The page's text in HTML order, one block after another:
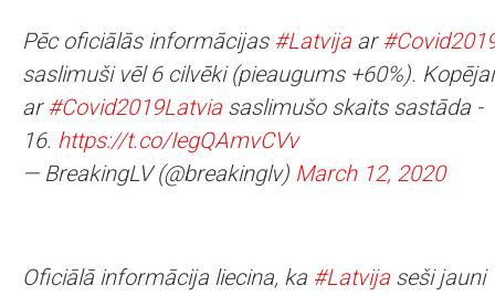
Pēc oficiālās informācijas #Latvija ar
saslimuši vēl 6 cilvēki (pieaugums +60%).
ar #Covid2019Latvia saslimušo skaits sastāda -
16. https://t.co/IegQAmvCVv
— BreakingLV (@breakinglv) March 12, 2020
Oficiālā informācija liecina, ka #Latvija seši jauni